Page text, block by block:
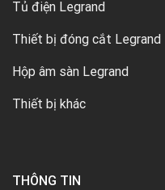
Tủ điện Legrand
Thiết bị đóng cắt Legrand
Hộp âm sàn Legrand
Thiết bị khác
THÔNG TIN